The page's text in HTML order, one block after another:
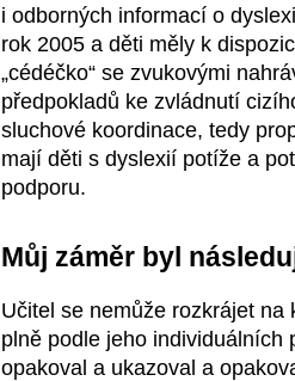
i odborných informací o
rok 2005 a děti měly k
„cédéčko“ se zvukovými
předpokladů ke zvládnutí
sluchové koordinace, tedy
mají děti s dyslexií potíže a
podporu.
Můj záměr byl
Učitel se nemůže rozkrájet
plně podle jeho individuálních
opakoval a ukazoval a